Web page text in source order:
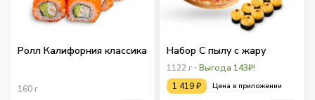
Ролл Калифорния классика
160 г
Набор С пылу с жару
1122 г
Выгода 143₽!
1 419₽ Цена в приложении